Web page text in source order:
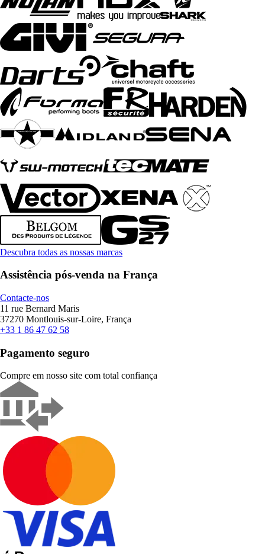
Descubra todas as nossas marcas
Assistência pós-venda na França
Contacte-nos
11 rue Bernard Maris
37270 Montlouis-sur-Loire, França
+33 1 86 47 62 58
Pagamento seguro
Compre em nosso site com total confiança